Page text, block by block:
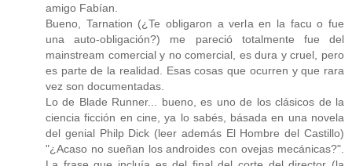
amigo Fabían.
Bueno, Tarnation (¿Te obligaron a verla en la facu o fue
una auto-obligación?) me pareció totalmente fue del
mainstream comercial y no comercial, es dura y cruel, pero
es parte de la realidad. Esas cosas que ocurren y que rara
vez son documentadas.
Lo de Blade Runner... bueno, es uno de los clásicos de la
ciencia ficción en cine, ya lo sabés, básada en una novela
del genial Philp Dick (leer además El Hombre del Castillo)
"¿Acaso no sueñan los androides con ovejas mecánicas?".